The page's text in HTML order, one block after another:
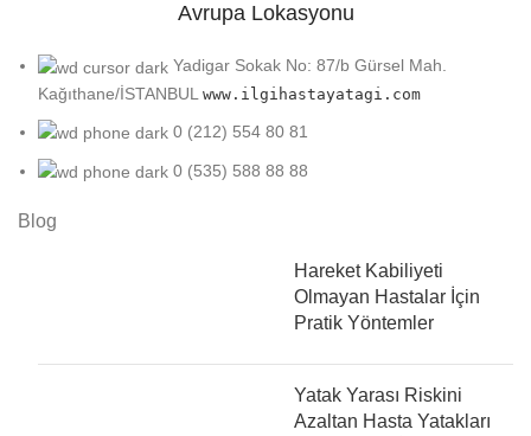
Avrupa Lokasyonu
Yadigar Sokak No: 87/b Gürsel Mah.
Kağıthane/İSTANBUL www.ilgihastayatagi.com
0 (212) 554 80 81
0 (535) 588 88 88
Blog
Hareket Kabiliyeti
Olmayan Hastalar İçin
Pratik Yöntemler
Yatak Yarası Riskini
Azaltan Hasta Yatakları